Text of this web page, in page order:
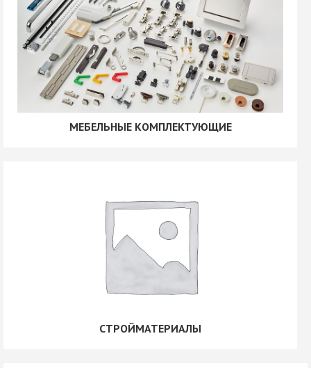
МЕБЕЛЬНЫЕ КОМПЛЕКТУЮЩИЕ
СТРОЙМАТЕРИАЛЫ